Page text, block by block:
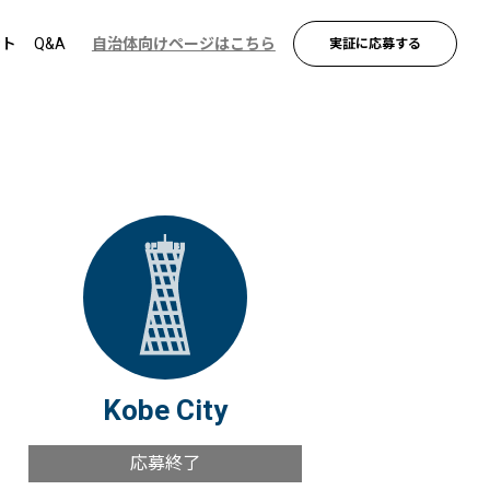
Q&A 自治体向けページはこちら 実証に応募する
Kobe City
応募終了